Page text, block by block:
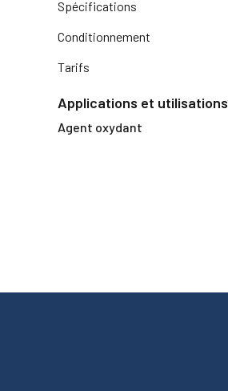
Spécifications
Conditionnement
Tarifs
Applications et utilisations
Agent oxydant